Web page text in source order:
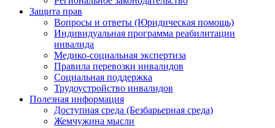
Защита прав
Вопросы и ответы (Юридическая помощь)
Индивидуальная программа реабилитации
инвалида
Медико-социальная экспертиза
Правила перевозки инвалидов
Социальная поддержка
Трудоустройство инвалидов
Полезная информация
Доступная среда (Безбарьерная среда)
Жемчужина мысли